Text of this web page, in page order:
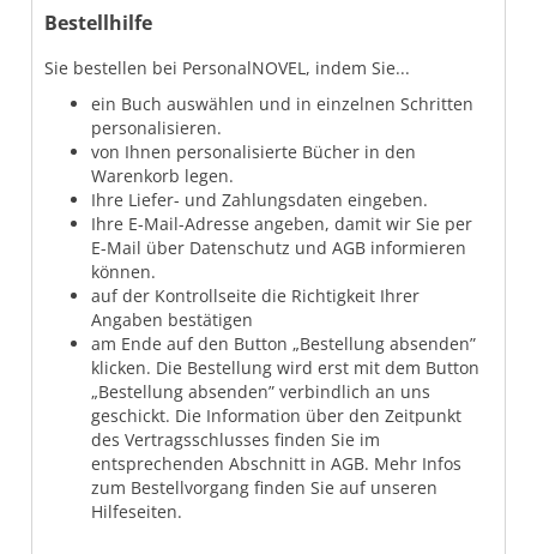
Bestellhilfe
Sie bestellen bei PersonalNOVEL, indem Sie...
ein Buch auswählen und in einzelnen Schritten
personalisieren.
von Ihnen personalisierte Bücher in den
Warenkorb legen.
Ihre Liefer- und Zahlungsdaten eingeben.
Ihre E-Mail-Adresse angeben, damit wir Sie per
E-Mail über Datenschutz und AGB informieren
können.
auf der Kontrollseite die Richtigkeit Ihrer
Angaben bestätigen
am Ende auf den Button „Bestellung absenden”
klicken. Die Bestellung wird erst mit dem Button
„Bestellung absenden” verbindlich an uns
geschickt. Die Information über den Zeitpunkt
des Vertragsschlusses finden Sie im
entsprechenden Abschnitt in AGB. Mehr Infos
zum Bestellvorgang finden Sie auf unseren
Hilfeseiten.